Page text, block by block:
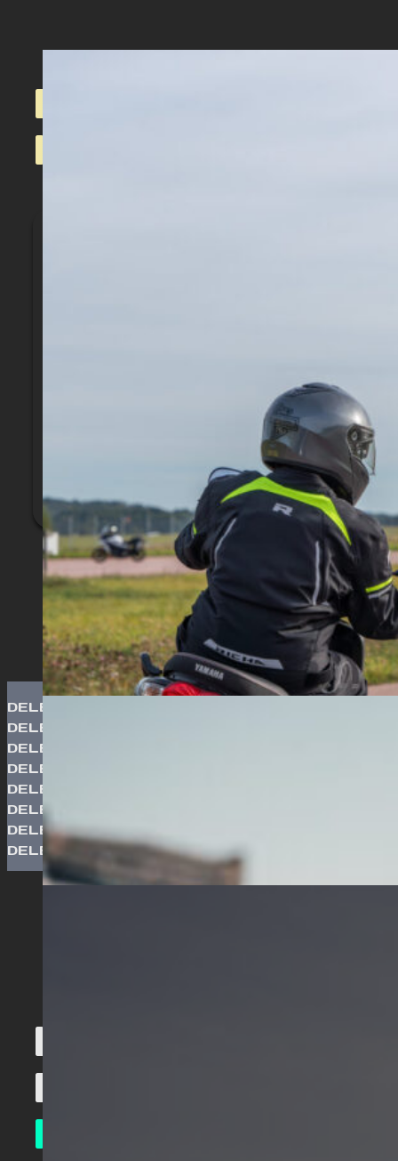
BOENDE
Närhet till shoppingområde
BOKA BOENDE
DELBETALA MED
DELBETALA MED
DELBETALA MED
DELBETALA MED
DELBETALA MED
DELBETALA MED
DELBETALA MED
DELBETALA MED
LÅT INTE
DRÖMMEN OM
KÖRKORTET